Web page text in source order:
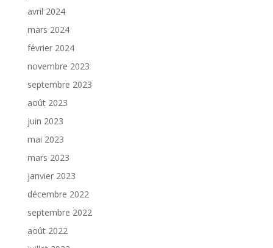
avril 2024
mars 2024
février 2024
novembre 2023
septembre 2023
août 2023
juin 2023
mai 2023
mars 2023
janvier 2023
décembre 2022
septembre 2022
août 2022